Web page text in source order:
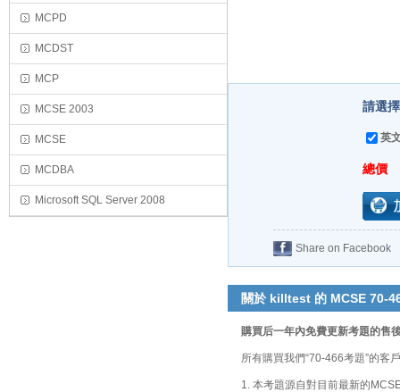
MCPD
MCDST
MCP
MCSE 2003
MCSE
MCDBA
Microsoft SQL Server 2008
請選
英
總價
Share on Facebook
關於 killtest 的 MCSE 70-
購買后一年內免費更新考題的售
所有購買我們“70-466考題”的客
1. 本考題源自對目前最新的